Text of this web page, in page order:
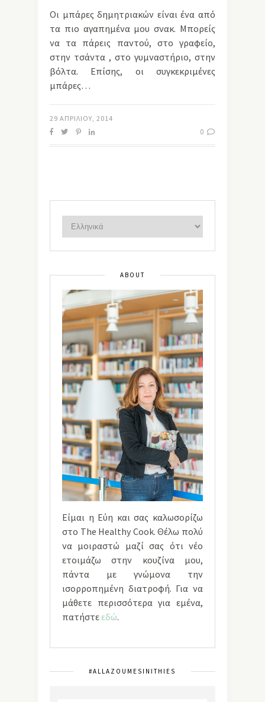
Οι μπάρες δημητριακών είναι ένα από
τα πιο αγαπημένα μου σνακ. Μπορείς
να τα πάρεις παντού, στο γραφείο,
στην τσάντα , στο γυμναστήριο, στην
βόλτα. Επίσης, οι συγκεκριμένες
μπάρες…
29 ΑΠΡΙΛΊΟΥ, 2014
0
ABOUT
Είμαι η Εύη και σας καλωσορίζω
στο The Healthy Cook. Θέλω πολύ
να μοιραστώ μαζί σας ότι νέο
ετοιμάζω στην κουζίνα μου,
πάντα με γνώμονα την
ισορροπημένη διατροφή. Για να
μάθετε περισσότερα για εμένα,
πατήστε εδώ.
#ALLAZOUMESINITHIES